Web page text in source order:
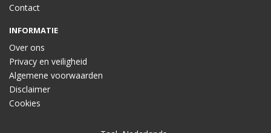
Contact
INFORMATIE
Over ons
Privacy en veiligheid
Algemene voorwaarden
Disclaimer
Cookies